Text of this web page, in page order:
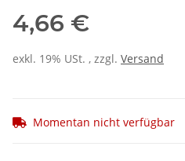
4,66 €
exkl. 19% USt. , zzgl. Versand
Momentan nicht verfügbar